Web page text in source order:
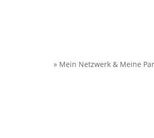
» Mein Netzwerk & Meine